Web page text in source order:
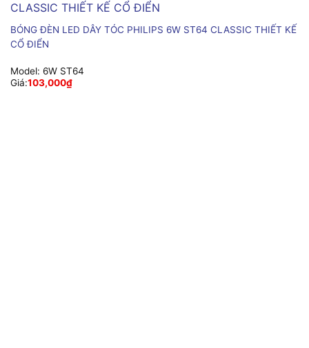
BÓNG ĐÈN LED DÂY TÓC PHILIPS 6W ST64 CLASSIC THIẾT KẾ
CỔ ĐIỂN
Model: 6W ST64
Giá:103,000₫